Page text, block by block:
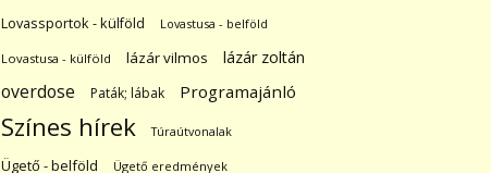
Lovassportok - külföld Lovastusa - belföld
Lovastusa - külföld lázár vilmos lázár zoltán
overdose Paták; lábak Programajánló
Színes hírek Túraútvonalak
Ügető - belföld Ügető eredmények